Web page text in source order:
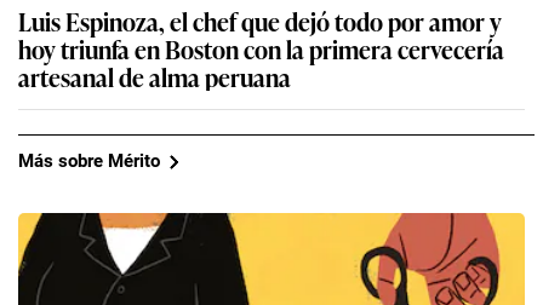
Luis Espinoza, el chef que dejó todo por amor y
hoy triunfa en Boston con la primera cervecería
artesanal de alma peruana
Más sobre Mérito